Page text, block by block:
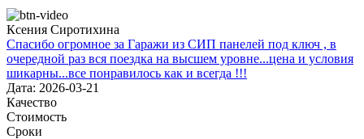
Ксения Сиротихина
Спасибо огромное за Гаражи из СИП панелей под ключ , в
очередной раз вся поездка на высшем уровне...цена и условия
шикарны...все понравилось как и всегда !!!
Дата: 2026-03-21
Качество
Стоимость
Сроки